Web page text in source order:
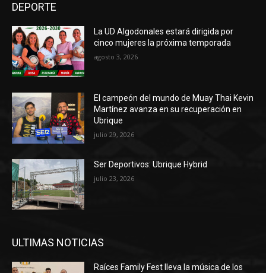
DEPORTE
La UD Algodonales estará dirigida por
cinco mujeres la próxima temporada
agosto 3, 2026
El campeón del mundo de Muay Thai Kevin
Martínez avanza en su recuperación en
Ubrique
julio 29, 2026
Ser Deportivos: Ubrique Hybrid
julio 23, 2026
ULTIMAS NOTICIAS
Raíces Family Fest lleva la música de los